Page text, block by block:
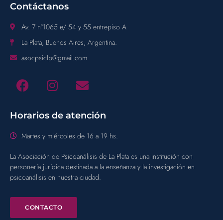
Contáctanos
Av. 7 n°1065 e/ 54 y 55 entrepiso A
La Plata, Buenos Aires, Argentina.
asocpsiclp@gmail.com
Horarios de atención
Martes y miércoles de 16 a 19 hs.
La Asociación de Psicoanálisis de La Plata es una institución con
personería jurídica destinada a la enseñanza y la investigación en
psicoanálisis en nuestra ciudad.
CONTACTO